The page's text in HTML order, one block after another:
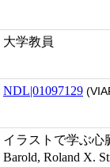
大学教員
NDL|01097129
イラストで学ぶ心
Barold, Roland X.